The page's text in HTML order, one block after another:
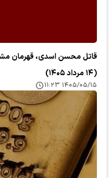
قاتل محسن اسدی، قهرمان
(۱۴ مرداد ۱۴۰۵)
۱۴۰۵/۰۵/۱۵ ۱۱:۲۳